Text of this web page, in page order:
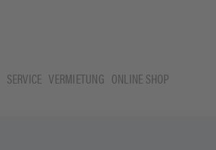
SERVICE VERMIETUNG ONLINE SHOP